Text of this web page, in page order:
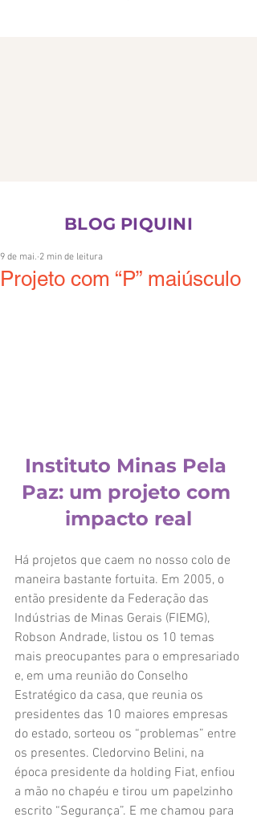
CONTATO
BLOG PIQUINI
Projeto com “P” maiúsculo
9 de mai. 2 min de leitura
Instituto Minas Pela
Paz: um projeto com
impacto real
Há projetos que caem no nosso colo de
maneira bastante fortuita. Em 2005, o
então presidente da Federação das
Indústrias de Minas Gerais (FIEMG),
Robson Andrade, listou os 10 temas
mais preocupantes para o empresariado
e, em uma reunião do Conselho
Estratégico da casa, que reunia os
presidentes das 10 maiores empresas
do estado, sorteou os “problemas” entre
os presentes. Cledorvino Belini, na
época presidente da holding Fiat, enfiou
a mão no chapéu e tirou um papelzinho
escrito “Segurança”. E me chamou para